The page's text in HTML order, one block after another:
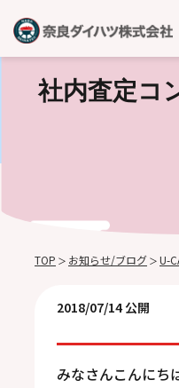
社内査定コ
TOP ＞ お知らせ/ブログ ＞ U-
2018/07/14 公開
みなさんこんにち